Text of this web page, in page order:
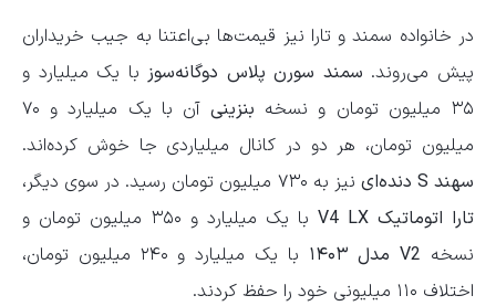
در خانواده سمند و تارا نیز قیمت‌ها بی‌اعتنا به جیب خریداران
پیش می‌روند. سمند سورن پلاس دوگانه‌سوز با یک میلیارد و
۳۵ میلیون تومان و نسخه
بنزینی
آن با یک میلیارد و ۷۰
میلیون تومان، هر دو در کانال میلیاردی جا خوش کرده‌اند.
سهند S دنده‌ای
نیز به ۷۳۰ میلیون تومان رسید. در سوی دیگر،
تارا اتوماتیک V4 LX
با یک میلیارد و ۳۵۰ میلیون تومان و
نسخه V2 مدل ۱۴۰۳
با یک میلیارد و ۲۴۰ میلیون تومان،
اختلاف ۱۱۰ میلیونی خود را حفظ کردند.